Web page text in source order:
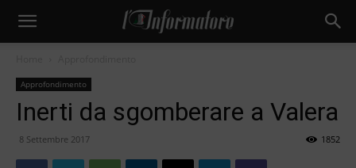
Approfondimento
Inerti da sgomberare a Valera
8 Settembre 2017 1852